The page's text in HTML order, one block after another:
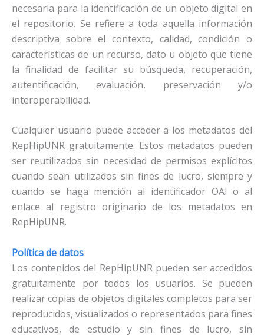
necesaria para la identificación de un objeto digital en
el repositorio. Se refiere a toda aquella información
descriptiva sobre el contexto, calidad, condición o
características de un recurso, dato u objeto que tiene
la finalidad de facilitar su búsqueda, recuperación,
autentificación, evaluación, preservación y/o
interoperabilidad.
Cualquier usuario puede acceder a los metadatos del
RepHipUNR gratuitamente. Estos metadatos pueden
ser reutilizados sin necesidad de permisos explícitos
cuando sean utilizados sin fines de lucro, siempre y
cuando se haga mención al identificador OAI o al
enlace al registro originario de los metadatos en
RepHipUNR.
Política de datos
Los contenidos del RepHipUNR pueden ser accedidos
gratuitamente por todos los usuarios. Se pueden
realizar copias de objetos digitales completos para ser
reproducidos, visualizados o representados para fines
educativos, de estudio y sin fines de lucro, sin